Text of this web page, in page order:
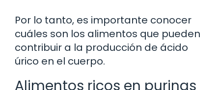
Por lo tanto, es importante conocer
cuáles son los alimentos que pueden
contribuir a la producción de ácido
úrico en el cuerpo.
Alimentos ricos en purinas